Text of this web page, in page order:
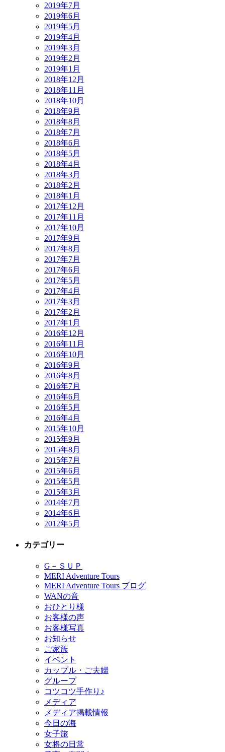
2019年7月
2019年6月
2019年5月
2019年4月
2019年3月
2019年2月
2019年1月
2018年12月
2018年11月
2018年10月
2018年9月
2018年8月
2018年7月
2018年6月
2018年5月
2018年4月
2018年3月
2018年2月
2018年1月
2017年12月
2017年11月
2017年10月
2017年9月
2017年8月
2017年7月
2017年6月
2017年5月
2017年4月
2017年3月
2017年2月
2017年1月
2016年12月
2016年11月
2016年10月
2016年9月
2016年8月
2016年7月
2016年6月
2016年5月
2016年4月
2015年10月
2015年9月
2015年8月
2015年7月
2015年6月
2015年5月
2015年3月
2014年7月
2014年6月
2012年5月
カテゴリー
G－ＳＵＰ
MERI Adventure Tours
MERI Adventure Tours ブログ
WANの音
おひとり様
お客様の声
お客様写真
お知らせ
ご家族
イベント
カップル・ご夫婦
グループ
コツコツ手作り♪
メディア
メディア掲載情報
今日の海
女子旅
女将の日常